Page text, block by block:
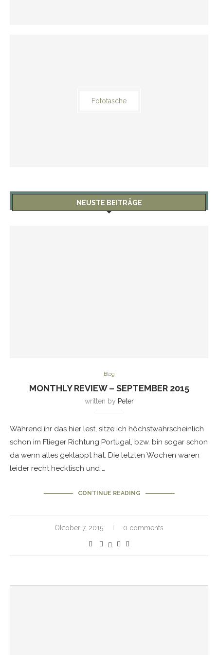
Fototasche
NEUSTE BEITRÄGE
Blog
MONTHLY REVIEW – SEPTEMBER 2015
written by Peter
Während ihr das hier lest, sitze ich höchstwahrscheinlich
schon im Flieger Richtung Portugal, bzw. bin sogar schon
da wenn alles geklappt hat. Die letzten Wochen waren
leider recht hecktisch und …
CONTINUE READING
Oktober 7, 2015 0 comments